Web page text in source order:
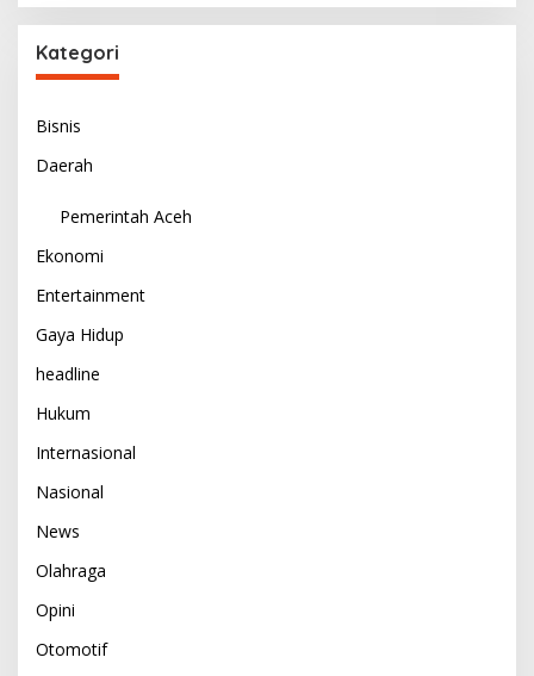
Kategori
Bisnis
Daerah
Pemerintah Aceh
Ekonomi
Entertainment
Gaya Hidup
headline
Hukum
Internasional
Nasional
News
Olahraga
Opini
Otomotif